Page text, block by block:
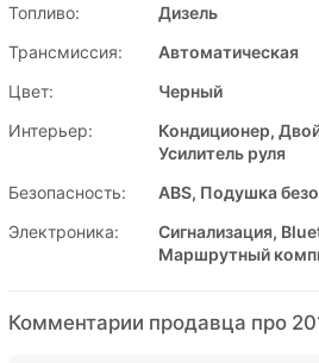
Топливо:
Дизель
Трансмиссия:
Автоматическая
Цвет:
Черный
Интерьер:
Кондиционер,
Усилитель руля
Безопасность:
ABS, Подушка
Электроника:
Сигнализация,
Маршрутный
Комментарии продавца про